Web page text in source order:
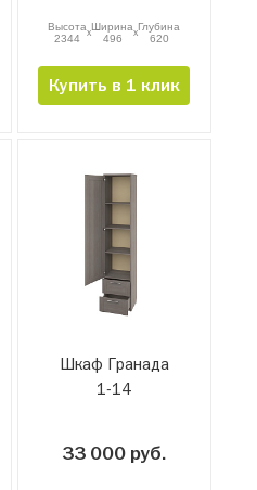
Высота
2344
xШирина
496
xГлубина
620
Купить в 1 клик
Шкаф Гранада
1-14
33 000 руб.